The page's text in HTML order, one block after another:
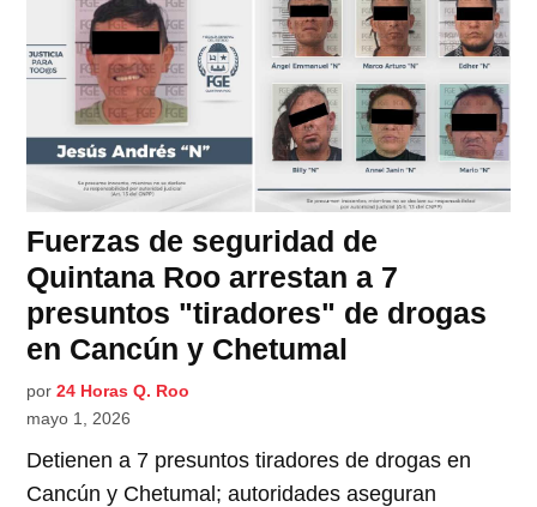
Fuerzas de seguridad de
Quintana Roo arrestan a 7
presuntos "tiradores" de drogas
en Cancún y Chetumal
por 24 Horas Q. Roo
mayo 1, 2026
Detienen a 7 presuntos tiradores de drogas en
Cancún y Chetumal; autoridades aseguran